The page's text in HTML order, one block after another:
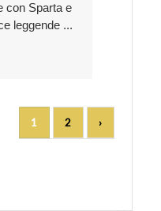
con Sparta e
leggende ...
1 2 ›